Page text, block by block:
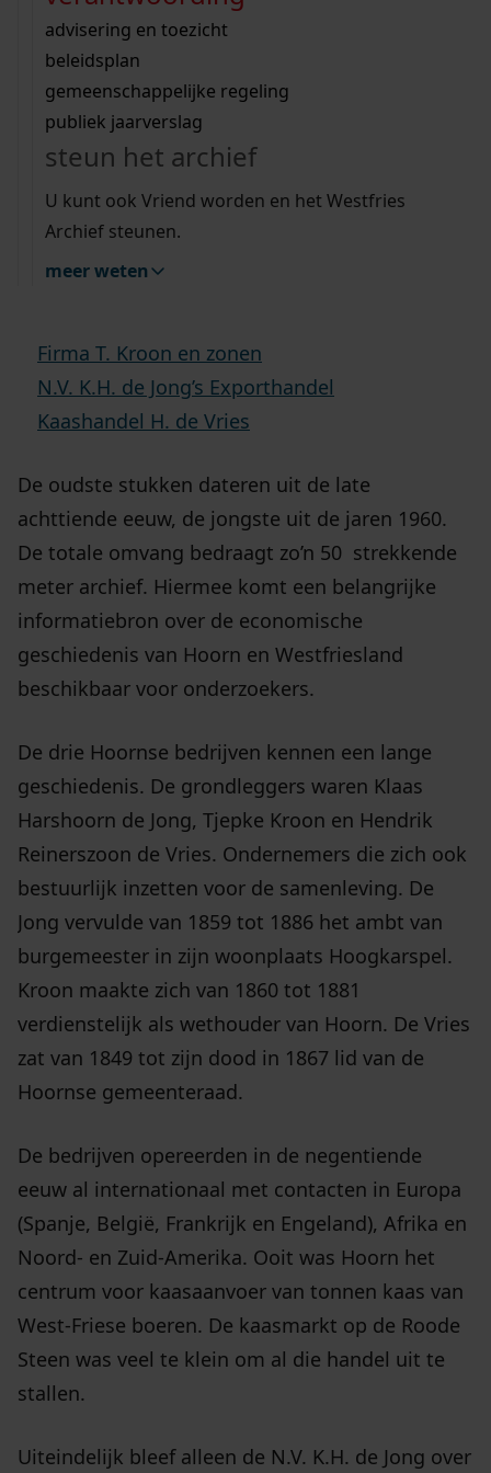
bouwvergunningen
omgevingsvergunningen
vergunningen
beeld en geluid
uitleg nodig?
Wij helpen u op weg met een aantal zoektips.
bekijk alle zoektips
Wij helpen u op weg met een aantal zoektips.
bekijk alle zoektips
bekijk ons geschiedenislokaal
advisering en toezicht
beleidsplan
gemeenschappelijke regeling
publiek jaarverslag
steun het archief
U kunt ook Vriend worden en het Westfries
Archief steunen.
meer weten
In het Westfries Archief is onlangs een groot
inventarisatieproject afgerond. Het betreft de
archieven van de bekende voormalige
Firma T. Kroon en zonen
N.V. K.H. de Jong’s Exporthandel
Kaashandel H. de Vries
De oudste stukken dateren uit de late
achttiende eeuw, de jongste uit de jaren 1960.
De totale omvang bedraagt zo’n 50 strekkende
meter archief. Hiermee komt een belangrijke
informatiebron over de economische
geschiedenis van Hoorn en Westfriesland
beschikbaar voor onderzoekers.
De drie Hoornse bedrijven kennen een lange
geschiedenis. De grondleggers waren Klaas
Harshoorn de Jong, Tjepke Kroon en Hendrik
Reinerszoon de Vries. Ondernemers die zich ook
bestuurlijk inzetten voor de samenleving. De
Jong vervulde van 1859 tot 1886 het ambt van
burgemeester in zijn woonplaats Hoogkarspel.
Kroon maakte zich van 1860 tot 1881
verdienstelijk als wethouder van Hoorn. De Vries
zat van 1849 tot zijn dood in 1867 lid van de
Hoornse gemeenteraad.
De bedrijven opereerden in de negentiende
eeuw al internationaal met contacten in Europa
(Spanje, België, Frankrijk en Engeland), Afrika en
Noord- en Zuid-Amerika. Ooit was Hoorn het
centrum voor kaasaanvoer van tonnen kaas van
West-Friese boeren. De kaasmarkt op de Roode
Steen was veel te klein om al die handel uit te
stallen.
Uiteindelijk bleef alleen de N.V. K.H. de Jong over